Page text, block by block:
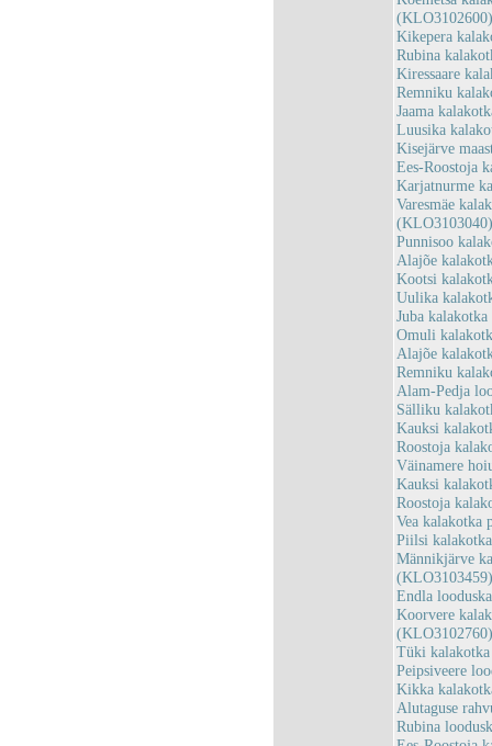
(KLO3102600)
Kikepera
Rubina
Kiressaare
Remniku
Jaama
Luusika
Kisejärve
Ees-Roostoja
Karjatnurme
Varesmäe
(KLO3103040)
Punnisoo
Alajõe
Kootsi
Uulika
Juba
Omuli
Alajõe
Remniku
Alam-Pedja
Sälliku
Kauksi
Roostoja
Väinamere
Kauksi
Roostoja
Vea kalakotka
Piilsi
Männikjärve
(KLO3103459)
Endla
Koorvere
(KLO3102760)
Tüki
Peipsiveere
Kikka
Alutaguse
Rubina